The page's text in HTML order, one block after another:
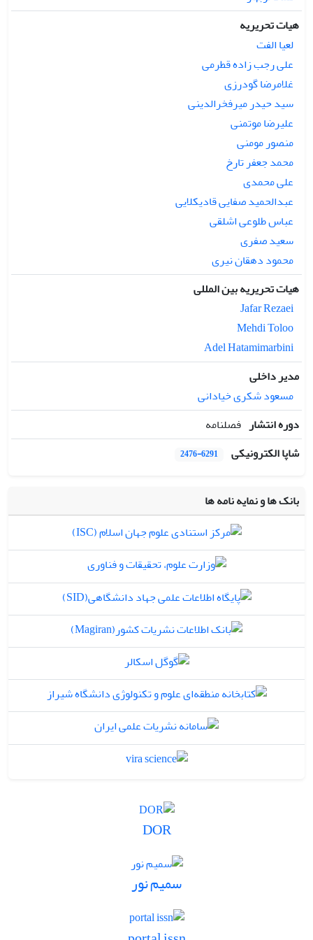
نقدی و دسترسی بیماران به داروها را بهبود بخشند.
هیات تحریریه
لعیا الفت
علی رجب زاده قطرمی
غلامرضا گودرزی
سید حیدر میرفخرالدینی
علیرضا موتمنی
منصور مومنی
محمد جعفر تارخ
علی محمدی
عبدالحمید صفایی قادیکلایی
عباس طلوعی اشلقی
سعید صفری
محمود دهقان نیری
هیات تحریریه بین المللی
Jafar Rezaei
Mehdi Toloo
Adel Hatamimarbini
مدیر داخلی
مسعود شکری خیادانی
دوره انتشار فصلنامه
شاپا الکترونیکی
2476-6291
بانک ها و نمایه نامه ها
DOR
سمیم نور